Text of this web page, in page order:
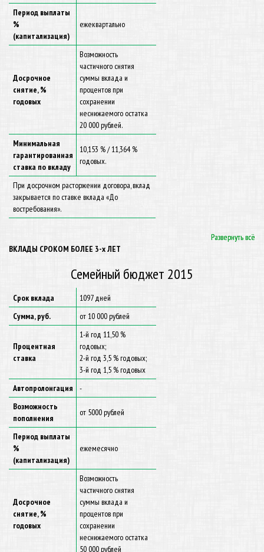
Период выплаты
%
(капитализация)
ежеквартально
Досрочное
снятие, %
годовых
Возможность
частичного снятия
суммы вклада и
процентов при
сохранении
неснижаемого остатка
20 000 рублей.
Минимальная
гарантированная
ставка по вкладу
10,153 % / 11,364 %
годовых.
При досрочном расторжении договора, вклад
закрывается по ставке вклада «До
востребования».
Развернуть всё
Развернуть всё
ВКЛАДЫ СРОКОМ БОЛЕЕ 3-х ЛЕТ
Семейный бюджет 2015
Срок вклада
1097 дней
Сумма, руб.
от 10 000 рублей
Процентная
ставка
1-й год 11,50 %
годовых;
2-й год 3,5 % годовых;
3-й год 1,5 % годовых
Автопролонгация
-
Возможность
пополнения
от 5000 рублей
Период выплаты
%
(капитализация)
ежемесячно
Досрочное
снятие, %
годовых
Возможность
частичного снятия
суммы вклада и
процентов при
сохранении
неснижаемого остатка
50 000 рублей